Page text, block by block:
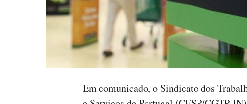
Em comunicado, o Sindicato dos